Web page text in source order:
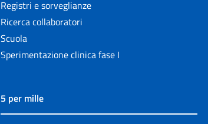
Registri e sorveglianze
Ricerca collaboratori
Scuola
Sperimentazione clinica fase I
5 per mille